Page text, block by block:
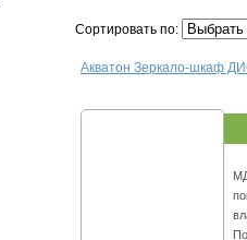
Сортировать по:
Акватон Зеркало-шкаф